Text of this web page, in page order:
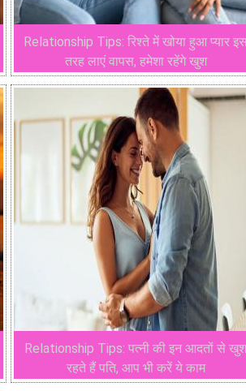
Relationship Tips: रिश्ते में खोया हुआ प्यार
तरह लाएं वापस, हमेशा रहेंगे खुश
Relationship Tips: पत्नी की इन आदतों से खुश
रहते हैं पति, आप भी करें ये काम